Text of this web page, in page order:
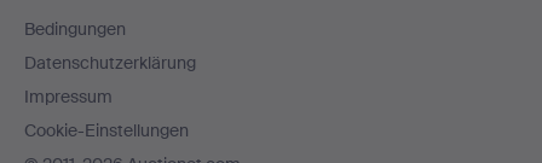
Bedingungen
Datenschutzerklärung
Impressum
Cookie-Einstellungen